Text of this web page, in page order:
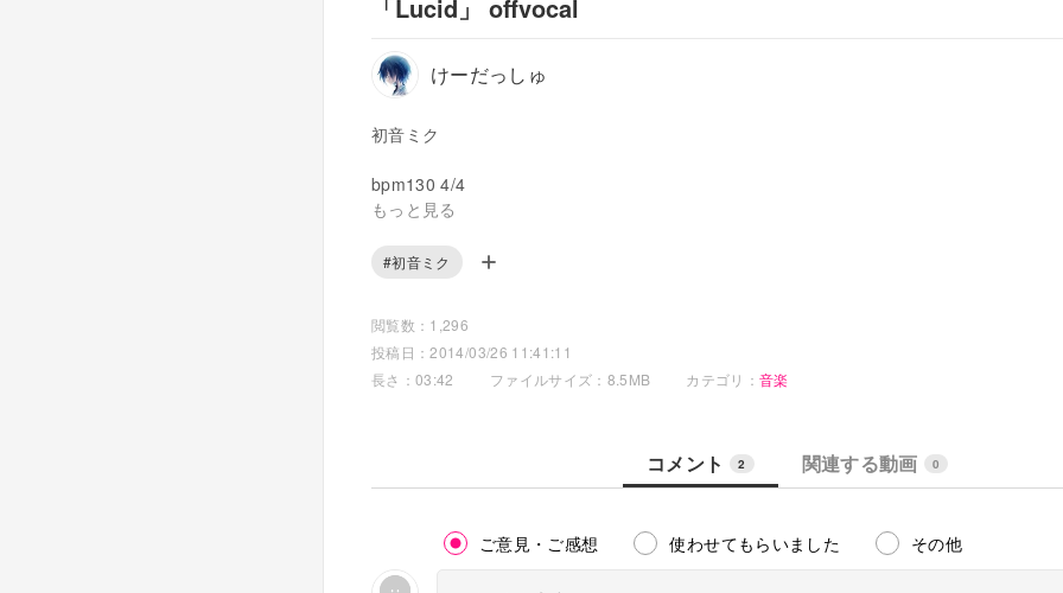
「Lucid」 offvocal
けーだっしゅ
初音ミク
bpm130 4/4
繋いでみては また離れてく
いつまで続くんだろう
エンドロールが終わらない映画みたい
「凍えそうだ」
透明世界の主人公に
なれない僕はまだ半透明で
もっと見る
#初音ミク
閲覧数：1,296
投稿日：2014/03/26 11:41:11
長さ：03:42
ファイルサイズ：8.5MB カテゴリ：音楽
コメント 2 関連する動画 0
ご意見・ご感想 使わせてもらいました その他